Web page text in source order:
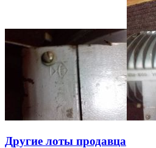
Другие лоты продавца